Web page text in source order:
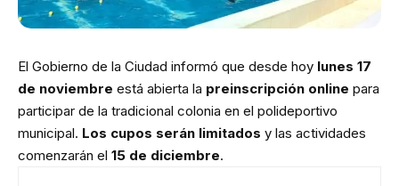
El Gobierno de la Ciudad informó que desde hoy lunes 17
de noviembre está abierta la preinscripción online para
participar de la tradicional colonia en el polideportivo
municipal. Los cupos serán limitados y las actividades
comenzarán el 15 de diciembre.